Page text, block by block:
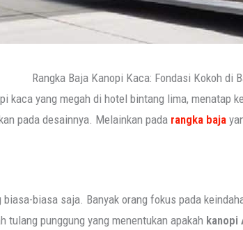
Rangka Baja Kanopi Kaca: Fondasi Kokoh di
kaca yang megah di hotel bintang lima, menatap
pada desainnya. Melainkan pada rangka baja
biasa saja. Banyak orang fokus pada
tulang punggung yang menentukan apakah kanopi